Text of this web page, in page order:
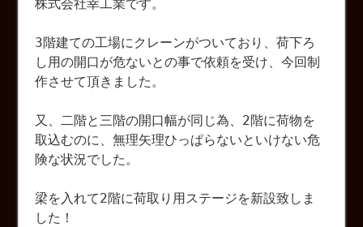
株式会社幸工業です。
3階建ての工場にクレーンがついており、荷下ろ
し用の開口が危ないとの事で依頼を受け、今回制
作させて頂きました。
又、二階と三階の開口幅が同じ為、2階に荷物を
取込むのに、無理矢理ひっぱらないといけない危
険な状況でした。
梁を入れて2階に荷取り用ステージを新設致しま
した！